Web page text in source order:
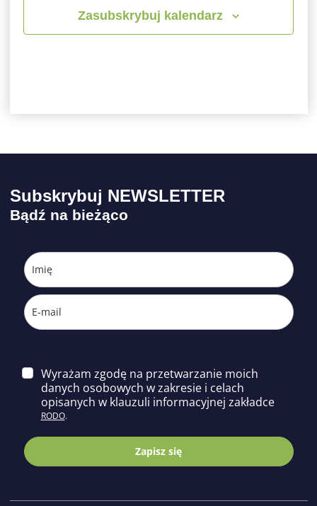
Zasubskrybuj kalendarz
Subskrybuj NEWSLETTER
Bądź na bieżąco
Wyrażam zgodę na przetwarzanie moich
danych osobowych w zakresie i celach
opisanych w klauzuli informacyjnej zakładce
RODO.
Zapisz się